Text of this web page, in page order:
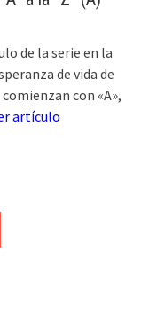
de la serie en la
de vida de
con «A»,
artículo